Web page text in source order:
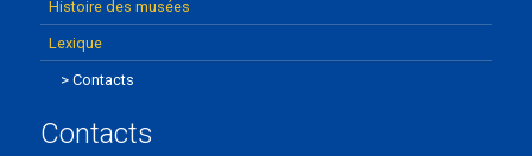
Histoire des musées
Lexique
Contacts
Contacts